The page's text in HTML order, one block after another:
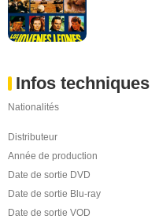
Infos techniques
Nationalités
Distributeur
Année de production
Date de sortie DVD
Date de sortie Blu-ray
Date de sortie VOD